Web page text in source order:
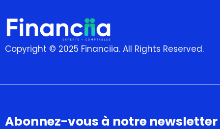
Copyright © 2025 Financiia. All Rights Reserved.
Abonnez-vous à notre newsletter